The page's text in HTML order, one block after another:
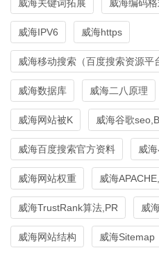
威海关键词拓展 威海编码
威海IPV6 威海https
威海移动搜索（百度搜索资源平
威海数据库 威海二八原理
威海网站被K 威海谷歌
威海百度搜索官方资料 威
威海网站权重 威海
威海TrustRank算法,PR 威
威海网站结构 威海Sitemap